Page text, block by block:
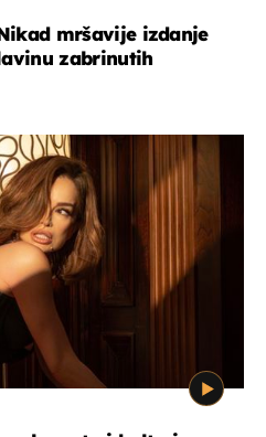
mršavije izdanje
zabrinutih